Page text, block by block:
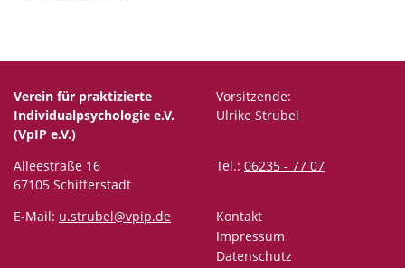
Verein für praktizierte
Individualpsychologie e.V.
(VpIP e.V.)
Vorsitzende:
Ulrike Strubel
Alleestraße 16
67105 Schifferstadt
Tel.: 06235 - 77 07
E-Mail: u.strubel@vpip.de
Kontakt
Impressum
Datenschutz